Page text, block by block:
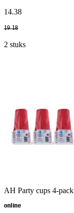
14.38
19.18
2 stuks
AH Party cups 4-pack
online